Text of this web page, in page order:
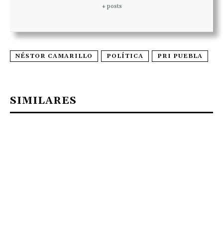
+ posts
NÉSTOR CAMARILLO POLÍTICA PRI PUEBLA
SIMILARES